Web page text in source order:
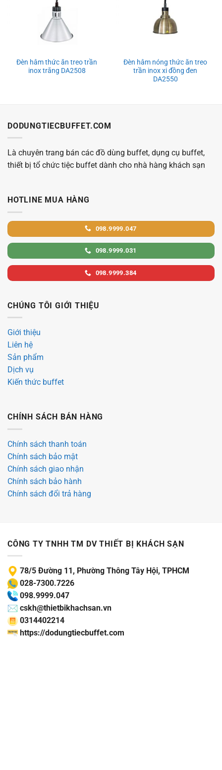
Đèn hâm thức ăn treo trần
inox trắng DA2508
Đèn hâm nóng thức ăn treo
trần inox xi đồng đen
DA2550
DODUNGTIECBUFFET.COM
Là chuyên trang bán các đồ dùng buffet, dụng cụ buffet,
thiết bị tổ chức tiệc buffet dành cho nhà hàng khách sạn
HOTLINE MUA HÀNG
098.9999.047
098.9999.031
098.9999.384
CHÚNG TÔI GIỚI THIỆU
Giới thiệu
Liên hệ
Sản phẩm
Dịch vụ
Kiến thức buffet
CHÍNH SÁCH BÁN HÀNG
Chính sách thanh toán
Chính sách bảo mật
Chính sách giao nhận
Chính sách bảo hành
Chính sách đổi trả hàng
CÔNG TY TNHH TM DV THIẾT BỊ KHÁCH SẠN
78/5 Đường 11, Phường Thông Tây Hội, TPHCM
028-7300.7226
098.9999.047
cskh@thietbikhachsan.vn
0314402214
https://dodungtiecbuffet.com